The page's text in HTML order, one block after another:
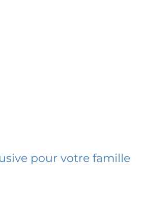
pour votre famille